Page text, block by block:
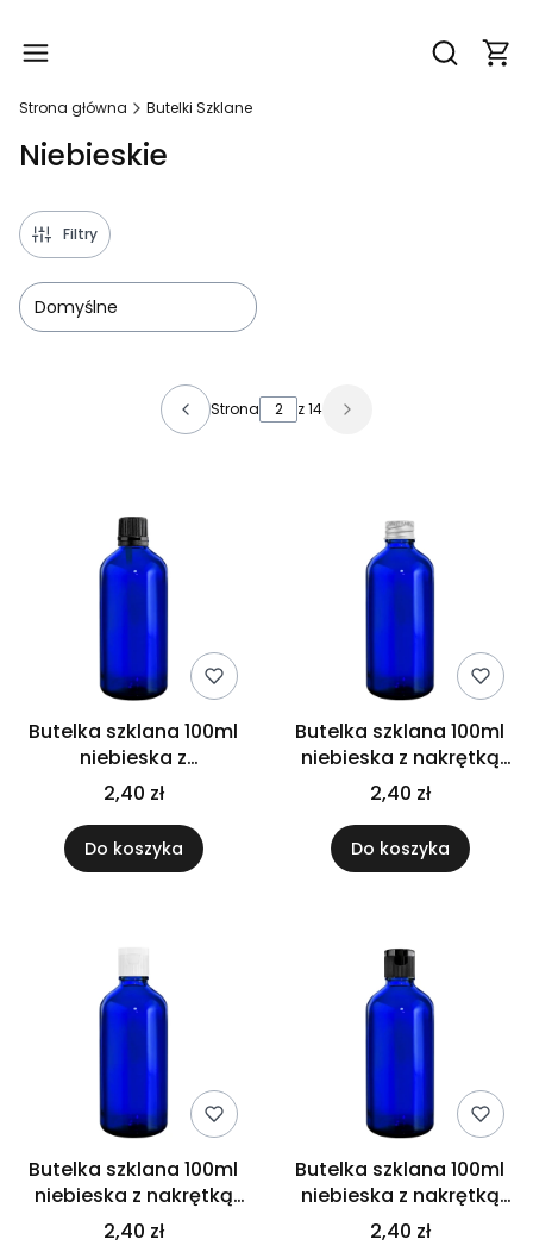
Otwórz
Strona główna Butelki Szklane
Niebieskie
Filtry
Domyślne
Lista produktów
Strona z 14
Butelka szklana 100ml
niebieska z
kroplomierzem
czarnym
2,40 zł
Do koszyka
Butelka szklana 100ml
niebieska z nakrętką
aluminiową
2,40 zł
Do koszyka
Butelka szklana 100ml
niebieska z nakrętką
Flip Top białą
2,40 zł
Butelka szklana 100ml
niebieska z nakrętką
Flip Top czarną
2,40 zł